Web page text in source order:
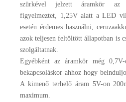
szürkével jelzett áramkör az
figyelmeztet, 1,25V alatt a LED
esetén érdemes használni,
azok teljesen feltöltött állapotban is
szolgáltatnak.
Egyébként az áramkör még
bekapcsoláskor ahhoz hogy
A kimenő terhelő áram 5V-on
maximum.